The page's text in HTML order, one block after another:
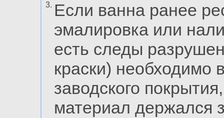
3. Если ванна ранее
эмалировка или
есть следы
краски) необходимо
заводского
материал держался